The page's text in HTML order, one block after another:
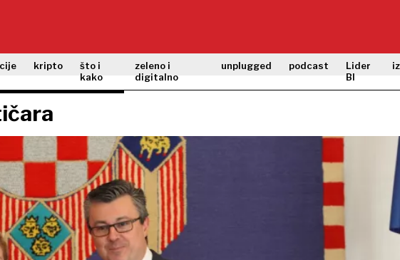
kripto
što i
kako
zeleno i
digitalno
unplugged podcast
Lider
BI